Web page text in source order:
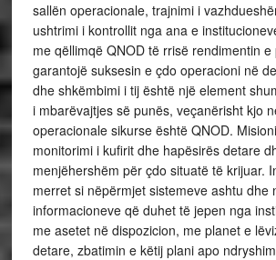
sallën operacionale, trajnimi i
ushtrimi i kontrollit nga ana e
me qëllimqë QNOD të rrisë rendimentin
garantojë suksesin e çdo operacioni në
dhe shkëmbimi i tij është një element
i mbarëvajtjes së punës, veçanërisht kjo
operacionale sikurse është QNOD.
monitorimi i kufirit dhe hapësirës detare
menjëhershëm për çdo situatë të krijuar.
merret si nëpërmjet sistemeve ashtu dhe
informacioneve që duhet të jepen nga
me asetet në dispozicion, me planet e
detare, zbatimin e këtij plani apo